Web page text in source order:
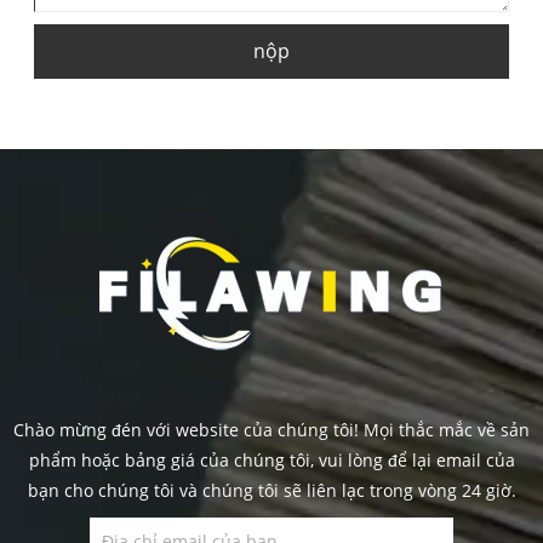
nộp
Chào mừng đén với website của chúng tôi! Mọi thắc mắc về sản
phẩm hoặc bảng giá của chúng tôi, vui lòng để lại email của
bạn cho chúng tôi và chúng tôi sẽ liên lạc trong vòng 24 giờ.